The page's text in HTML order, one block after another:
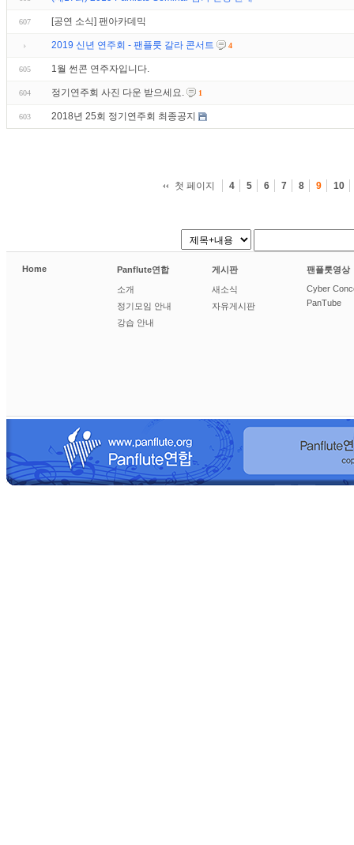
607 [공연 소식] 팬아카데믹
2019 신년 연주회 - 팬플룻 갈라 콘서트 4
605 1월 썬콘 연주자입니다.
604 정기연주회 사진 다운 받으세요. 1
603 2018년 25회 정기연주회 최종공지
첫 페이지 4 5 6 7 8 9 10
Home Panflute연합
소개
정기모임 안내
강습 안내
게시판
새소식
자유게시판
팬플룻영상
Cyber
PanTube